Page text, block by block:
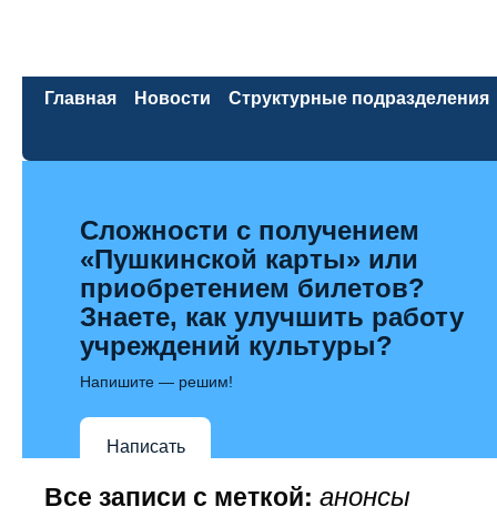
Главная Новости Структурные подразделения
Сложности с получением
«Пушкинской карты» или
приобретением билетов?
Знаете, как улучшить работу
учреждений культуры?
Напишите — решим!
Написать
Все записи с меткой: анонсы